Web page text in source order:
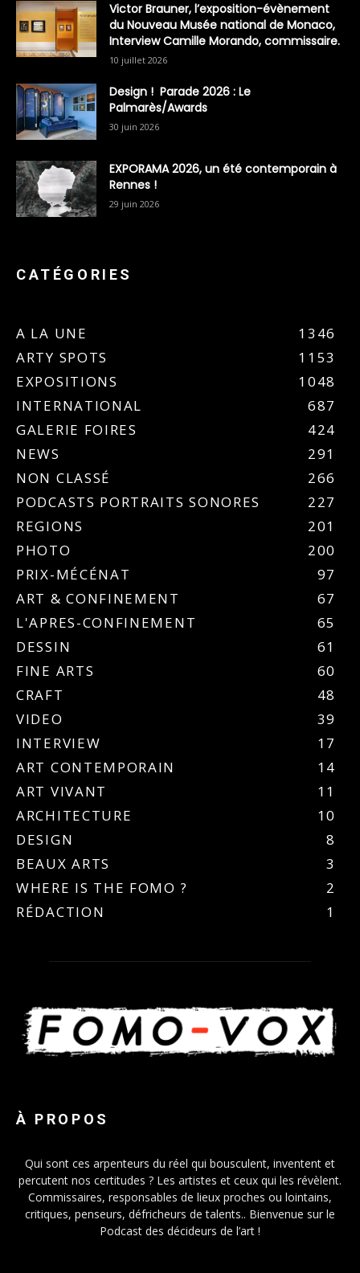
Victor Brauner, l’exposition-évènement
du Nouveau Musée national de Monaco,
Interview Camille Morando, commissaire.
10 juillet 2026
Design ! Parade 2026 : Le
Palmarès/Awards
30 juin 2026
EXPORAMA 2026, un été contemporain à
Rennes !
29 juin 2026
CATÉGORIES
A LA UNE
1346
ARTY SPOTS
1153
EXPOSITIONS
1048
INTERNATIONAL
687
GALERIE FOIRES
424
NEWS
291
NON CLASSÉ
266
PODCASTS PORTRAITS SONORES
227
REGIONS
201
PHOTO
200
PRIX-MÉCÉNAT
97
ART & CONFINEMENT
67
L'APRES-CONFINEMENT
65
DESSIN
61
FINE ARTS
60
CRAFT
48
VIDEO
39
INTERVIEW
17
ART CONTEMPORAIN
14
ART VIVANT
11
ARCHITECTURE
10
DESIGN
8
BEAUX ARTS
3
WHERE IS THE FOMO ?
2
RÉDACTION
1
À PROPOS
Qui sont ces arpenteurs du réel qui bousculent, inventent et
percutent nos certitudes ? Les artistes et ceux qui les révèlent.
Commissaires, responsables de lieux proches ou lointains,
critiques, penseurs, défricheurs de talents.. Bienvenue sur le
Podcast des décideurs de l’art !